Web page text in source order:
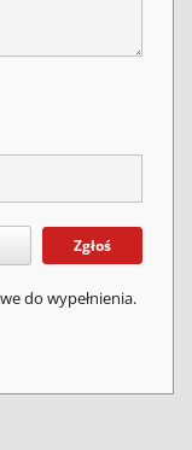
Zgłoś
do wypełnienia.